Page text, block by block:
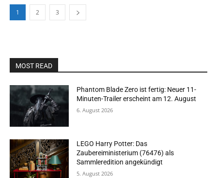
1 2 3
MOST READ
Phantom Blade Zero ist fertig: Neuer 11-
Minuten-Trailer erscheint am 12. August
6. August 2026
LEGO Harry Potter: Das
Zaubereiministerium (76476) als
Sammleredition angekündigt
5. August 2026